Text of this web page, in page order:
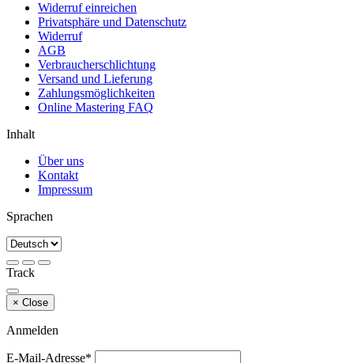
Widerruf einreichen
Privatsphäre und Datenschutz
Widerruf
AGB
Verbraucherschlichtung
Versand und Lieferung
Zahlungsmöglichkeiten
Online Mastering FAQ
Inhalt
Über uns
Kontakt
Impressum
Sprachen
Track
× Close
Anmelden
E-Mail-Adresse*